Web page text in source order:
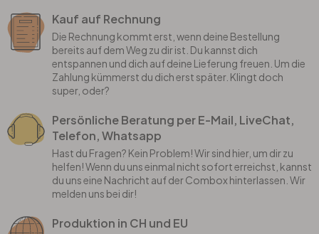
Kauf auf Rechnung
Die Rechnung kommt erst, wenn deine Bestellung
bereits auf dem Weg zu dir ist. Du kannst dich
entspannen und dich auf deine Lieferung freuen. Um die
Zahlung kümmerst du dich erst später. Klingt doch
super, oder?
Persönliche Beratung per E-Mail, LiveChat,
Telefon, Whatsapp
Hast du Fragen? Kein Problem! Wir sind hier, um dir zu
helfen! Wenn du uns einmal nicht sofort erreichst, kannst
du uns eine Nachricht auf der Combox hinterlassen. Wir
melden uns bei dir!
Produktion in CH und EU